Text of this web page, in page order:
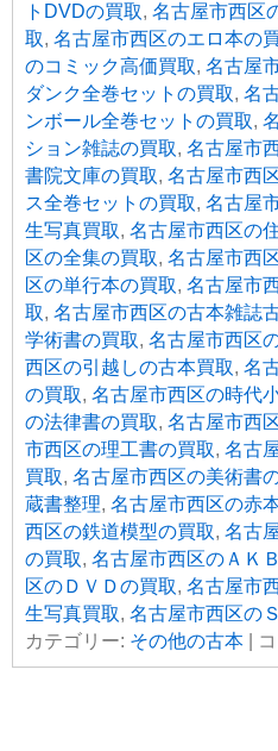
トDVDの買取, 名古屋市西区
取, 名古屋市西区のエロ本の
のコミック高価買取, 名古屋
ダンク全巻セットの買取, 名
ンボール全巻セットの買取,
ション雑誌の買取, 名古屋市
書院文庫の買取, 名古屋市西
ス全巻セットの買取, 名古屋
生写真買取, 名古屋市西区の
区の全集の買取, 名古屋市西
区の単行本の買取, 名古屋市
取, 名古屋市西区の古本雑誌
学術書の買取, 名古屋市西区
西区の引越しの古本買取, 名
の買取, 名古屋市西区の時代
の法律書の買取, 名古屋市西
市西区の理工書の買取, 名古
買取, 名古屋市西区の美術書
蔵書整理, 名古屋市西区の赤
西区の鉄道模型の買取, 名古
の買取, 名古屋市西区のＡＫ
区のＤＶＤの買取, 名古屋市
生写真買取, 名古屋市西区の
カテゴリー: その他の古本